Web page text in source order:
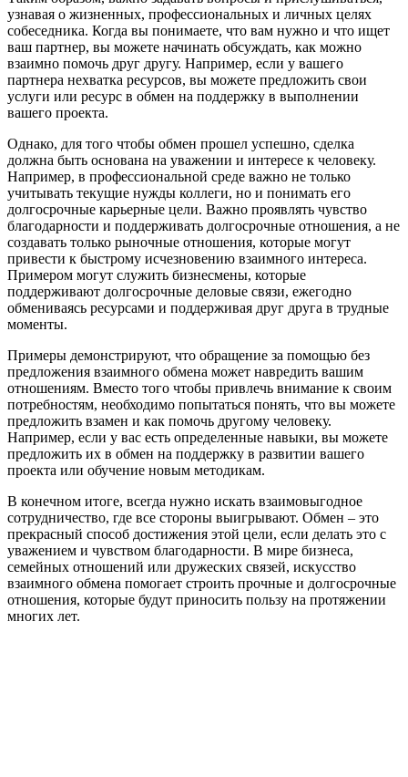
узнавая о жизненных, профессиональных и личных целях
собеседника. Когда вы понимаете, что вам нужно и что ищет
ваш партнер, вы можете начинать обсуждать, как можно
взаимно помочь друг другу. Например, если у вашего
партнера нехватка ресурсов, вы можете предложить свои
услуги или ресурс в обмен на поддержку в выполнении
вашего проекта.
Однако, для того чтобы обмен прошел успешно, сделка
должна быть основана на уважении и интересе к человеку.
Например, в профессиональной среде важно не только
учитывать текущие нужды коллеги, но и понимать его
долгосрочные карьерные цели. Важно проявлять чувство
благодарности и поддерживать долгосрочные отношения, а не
создавать только рыночные отношения, которые могут
привести к быстрому исчезновению взаимного интереса.
Примером могут служить бизнесмены, которые
поддерживают долгосрочные деловые связи, ежегодно
обмениваясь ресурсами и поддерживая друг друга в трудные
моменты.
Примеры демонстрируют, что обращение за помощью без
предложения взаимного обмена может навредить вашим
отношениям. Вместо того чтобы привлечь внимание к своим
потребностям, необходимо попытаться понять, что вы можете
предложить взамен и как помочь другому человеку.
Например, если у вас есть определенные навыки, вы можете
предложить их в обмен на поддержку в развитии вашего
проекта или обучение новым методикам.
В конечном итоге, всегда нужно искать взаимовыгодное
сотрудничество, где все стороны выигрывают. Обмен – это
прекрасный способ достижения этой цели, если делать это с
уважением и чувством благодарности. В мире бизнеса,
семейных отношений или дружеских связей, искусство
взаимного обмена помогает строить прочные и долгосрочные
отношения, которые будут приносить пользу на протяжении
многих лет.